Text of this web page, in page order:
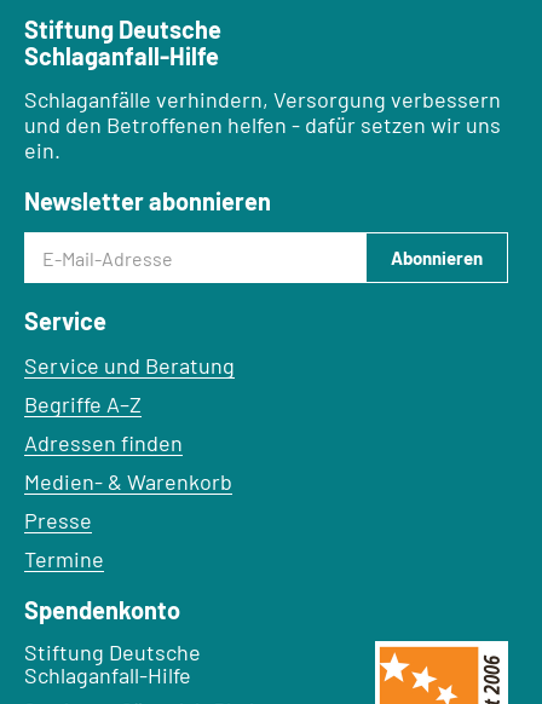
Stiftung Deutsche
Schlaganfall-Hilfe
Schlaganfälle verhindern, Versorgung verbessern
und den Betroffenen helfen - dafür setzen wir uns
ein.
Newsletter abonnieren
E-Mail-Adresse
Abonnieren
Service
Service und Beratung
Begriffe A–Z
Adressen finden
Medien- & Warenkorb
Presse
Termine
Spendenkonto
Empfänger:
Stiftung Deutsche
Schlaganfall-Hilfe